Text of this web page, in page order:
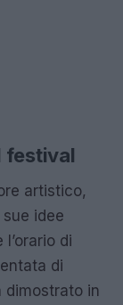
festival
artistico,
idee
di
di
dimostrato in